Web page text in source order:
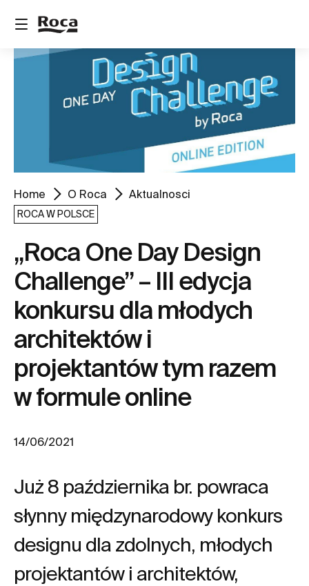
Home O Roca Aktualnosci
ROCA W POLSCE
„Roca One Day Design
Challenge” – III edycja
konkursu dla młodych
architektów i
projektantów tym razem
w formule online
14/06/2021
Już 8 października br. powraca
słynny międzynarodowy konkurs
designu dla zdolnych, młodych
projektantów i architektów,